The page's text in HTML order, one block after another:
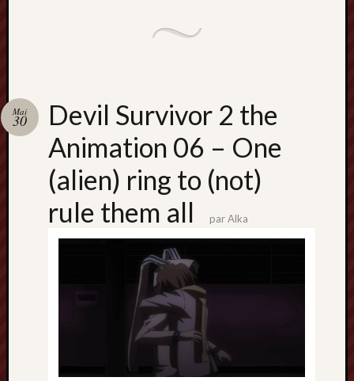
Devil Survivor 2 the
Animation 06 – One
(alien) ring to (not)
rule them all
Mai
30
parAlka